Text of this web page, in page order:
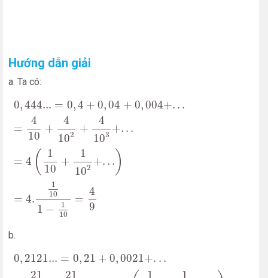
Hướng dẫn giải
a. Ta có:
0,444... = 0,4 + 0,04 + 0,004+. . .
=
4
10
+
4
102 +
4
103 +. . .
= 4 (
1
10
+
1
102 +. . . )
= 4.
1
10
1 −
1
10
=
4
9
0,444... + ,04 +0 ,004 +.. =410
b.
0, 2121... = 0, 21 + 0,0021+. . .
21
21
1
1
0,2121... 21 +0, 0021 +...=21